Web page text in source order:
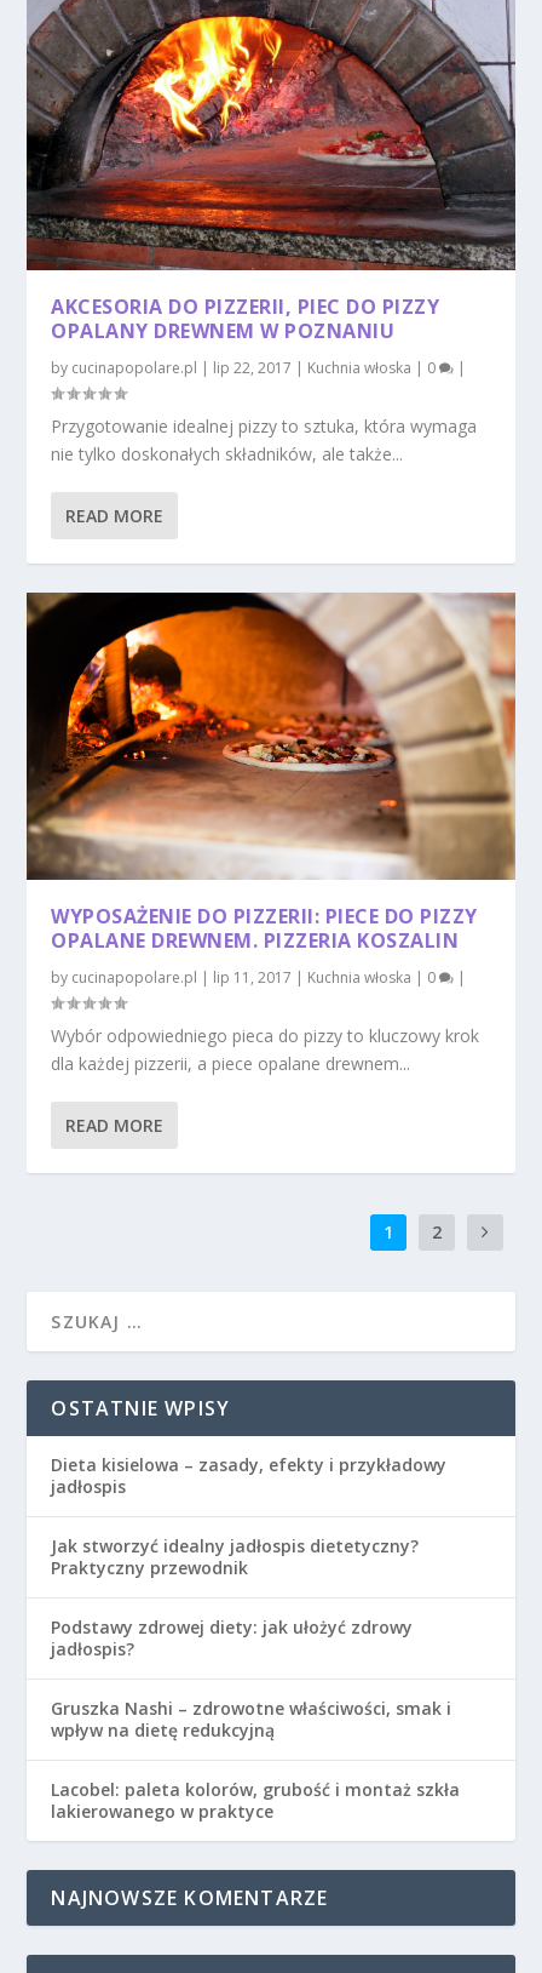
AKCESORIA DO PIZZERII, PIEC DO PIZZY
OPALANY DREWNEM W POZNANIU
by cucinapopolare.pl | lip 22, 2017 | Kuchnia włoska | 0 |
Przygotowanie idealnej pizzy to sztuka, która wymaga
nie tylko doskonałych składników, ale także...
READ MORE
WYPOSAŻENIE DO PIZZERII: PIECE DO PIZZY
OPALANE DREWNEM. PIZZERIA KOSZALIN
by cucinapopolare.pl | lip 11, 2017 | Kuchnia włoska | 0 |
Wybór odpowiedniego pieca do pizzy to kluczowy krok
dla każdej pizzerii, a piece opalane drewnem...
READ MORE
1 2
OSTATNIE WPISY
Dieta kisielowa – zasady, efekty i przykładowy
jadłospis
Jak stworzyć idealny jadłospis dietetyczny?
Praktyczny przewodnik
Podstawy zdrowej diety: jak ułożyć zdrowy
jadłospis?
Gruszka Nashi – zdrowotne właściwości, smak i
wpływ na dietę redukcyjną
Lacobel: paleta kolorów, grubość i montaż szkła
lakierowanego w praktyce
NAJNOWSZE KOMENTARZE